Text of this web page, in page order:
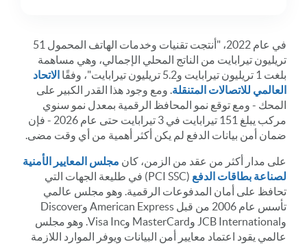
في عام 2022، "أنتجت تقنيات وخدمات الهاتف المحمول 51
تريليون تيرابايت من الناتج المحلي الإجمالي، وهي مساهمة
بلغت 1 تريليون تيرابايت و5.2 تريليون تيرابايت"، وفقًا
الاتحاد
العالمي للاتصالات المتنقلة . ومع وجود هذا القدر الكبير على
المحك - ومع توقع نمو المحافظ الرقمية بمعدل نمو سنوي
مركب يبلغ 151 تيرابايت في 3 تيرابايت حتى عام 2026 - فإن
ضمان أمن بيانات الدفع لم يكن أكثر أهمية من أي وقت مضى.
على مدار أكثر من عقد من الزمن، كان مجلس المعايير الأمنية
لصناعة بطاقات الدفع
(PCI SSC) في طليعة الجهات التي
تحافظ على أمان المدفوعات الرقمية. وهو مجلس عالمي
تأسس عام 2006 من قبل American Express وDiscover
وJCB International وMasterCard وVisa Inc. وهو مجلس
عالمي يقود اعتماد معايير أمن البيانات ويوفر الموارد اللازمة